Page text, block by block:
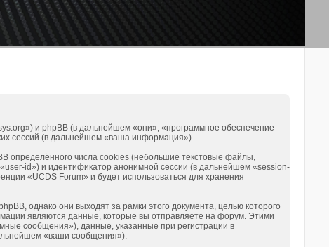
и phpBB (в дальнейшем «они», «программное обеспечение
сессий (в дальнейшем «ваша информация»).
определённого числа cookies (небольшие текстовые файлы,
id») и идентификатор анонимной сессии (в дальнейшем «session-
«UCDS Forum» и будет использоваться для хранения
однако они выходят за рамки этого документа, целью которого
являются данные, которые вы отправляете на форум. Этими
сообщения»), данные, указанные при регистрации в
«ваши сообщения»).